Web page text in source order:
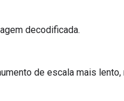
decodificada.
de escala mais